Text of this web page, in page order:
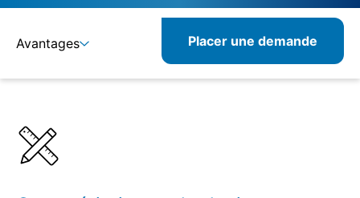
Avantages Placer une demande